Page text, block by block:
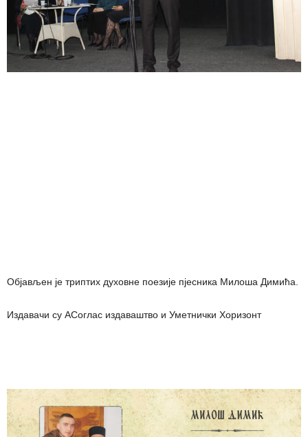
Објављен је триптих духовне поезије пјесника Милоша Димића.
Издавачи су АСоглас издаваштво и Уметнички Хоризонт